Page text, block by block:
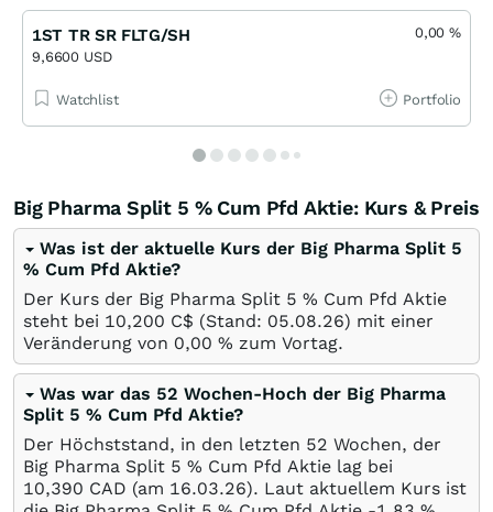
1ST TR SR FLTG/SH
9,6600 USD
0,00%
Watchlist Portfolio
Big Pharma Split 5 % Cum Pfd Aktie: Kurs & Preis
Was ist der aktuelle Kurs der Big Pharma Split 5
% Cum Pfd Aktie?
Der Kurs der Big Pharma Split 5 % Cum Pfd Aktie
steht bei 10,200 C$ (Stand: 05.08.26) mit einer
Veränderung von 0,00 % zum Vortag.
Was war das 52 Wochen-Hoch der Big Pharma
Split 5 % Cum Pfd Aktie?
Der Höchststand, in den letzten 52 Wochen, der
Big Pharma Split 5 % Cum Pfd Aktie lag bei
10,390 CAD (am 16.03.26). Laut aktuellem Kurs ist